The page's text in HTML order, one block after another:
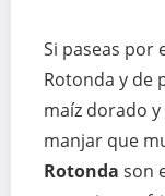
Si paseas por
Rotonda y de
maíz dorado
manjar que
Rotonda son